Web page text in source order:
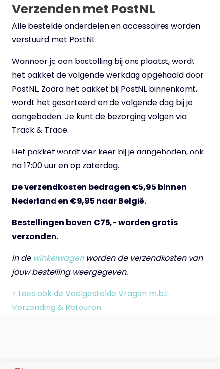
Verzenden met PostNL
Alle bestelde onderdelen en accessoires worden
verstuurd met PostNL.
Wanneer je een bestelling bij ons plaatst, wordt
het pakket de volgende werkdag opgehaald door
PostNL. Zodra het pakket bij PostNL binnenkomt,
wordt het gesorteerd en de volgende dag bij je
aangeboden. Je kunt de bezorging volgen via
Track & Trace.
Het pakket wordt vier keer bij je aangeboden, ook
na 17:00 uur en op zaterdag.
De verzendkosten bedragen €5,95 binnen
Nederland en €9,95 naar België.
Bestellingen boven €75,- worden gratis
verzonden.
In de winkelwagenworden de verzendkosten van
jouw bestelling weergegeven.
> Lees ook de Veelgestelde Vragen m.b.t.
Verzending & Retouren